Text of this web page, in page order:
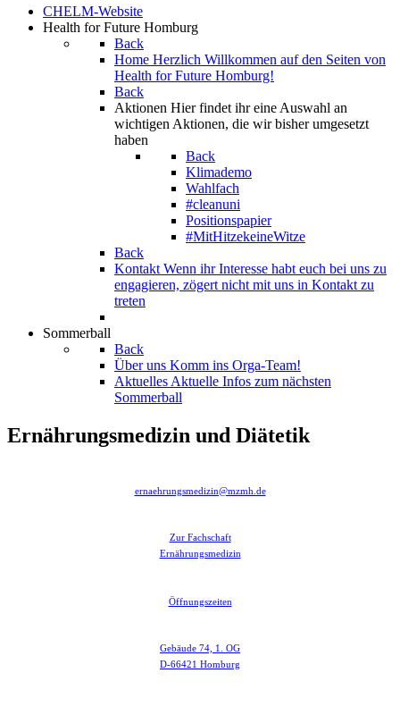
CHELM-Website
Health for Future Homburg
Back
Home Herzlich Willkommen auf den Seiten von
Health for Future Homburg!
Back
Aktionen Hier findet ihr eine Auswahl an
wichtigen Aktionen, die wir bisher umgesetzt
haben
Back
Klimademo
Wahlfach
#cleanuni
Positionspapier
#MitHitzekeineWitze
Back
Kontakt Wenn ihr Interesse habt euch bei uns zu
engagieren, zögert nicht mit uns in Kontakt zu
treten
Sommerball
Back
Über uns Komm ins Orga-Team!
AktuellesAktuelle Infos zum nächsten
Sommerball
Ernährungsmedizin und Diätetik
ernaehrungsmedizin@mzmh.de
Zur Fachschaft
Ernährungsmedizin
Öffnungszeiten
Gebäude 74, 1. OG
D-66421 Homburg